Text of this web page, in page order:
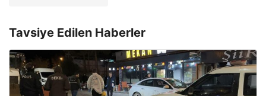
Tavsiye Edilen Haberler